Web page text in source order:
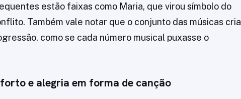
estão faixas como Maria, que virou símbolo do
Também vale notar que o conjunto das músicas cria
como se cada número musical puxasse o
e alegria em forma de canção